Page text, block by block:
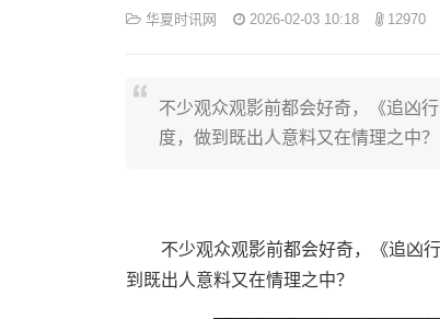
华夏时讯网 2026-02-03 10:18 12970
不少观众观影前都会好奇，《追凶
度，做到既出人意料又在情理之中
不少观众观影前都会好奇，《追凶行
到既出人意料又在情理之中？